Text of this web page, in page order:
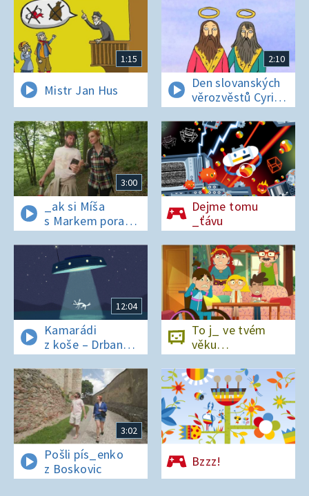
1:15
Mistr Jan Hus
2:10
Den slovanských
věrozvěstů Cyrila
a Metoděje
3:00
_ak si Míša
s Markem poradí
v lese bez
si_nálu?
Dejme tomu
_ťávu
12:04
Kamarádi
z koše – Drban
a UFO
To j_ ve tvém
věku…
3:02
Pošli pís_enko
z Boskovic
Bzzz!